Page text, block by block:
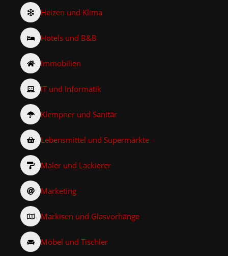
Heizen und Klima
Hotels und B&B
Immobilien
IT und Informatik
Klempner und Sanitär
Lebensmittel und Supermärkte
Maler und Lackierer
Marketing
Markisen und Glasvorhänge
Möbel und Tischler